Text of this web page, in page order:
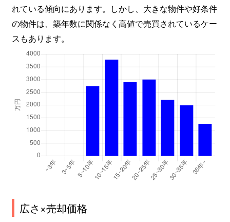
れている傾向にあります。しかし、大きな物件や好条件
の物件は、築年数に関係なく高値で売買されているケー
スもあります。
広さ×売却価格